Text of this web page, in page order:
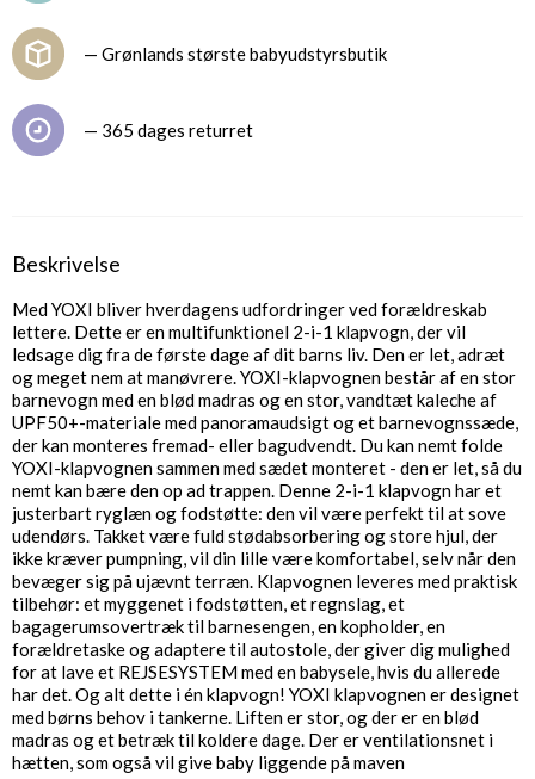
— Grønlands største babyudstyrsbutik
— 365 dages returret
Beskrivelse
Med YOXI bliver hverdagens udfordringer ved forældreskab
lettere. Dette er en multifunktionel 2-i-1 klapvogn, der vil
ledsage dig fra de første dage af dit barns liv. Den er let, adræt
og meget nem at manøvrere. YOXI-klapvognen består af en stor
barnevogn med en blød madras og en stor, vandtæt kaleche af
UPF50+-materiale med panoramaudsigt og et barnevognssæde,
der kan monteres fremad- eller bagudvendt. Du kan nemt folde
YOXI-klapvognen sammen med sædet monteret - den er let, så du
nemt kan bære den op ad trappen. Denne 2-i-1 klapvogn har et
justerbart ryglæn og fodstøtte: den vil være perfekt til at sove
udendørs. Takket være fuld stødabsorbering og store hjul, der
ikke kræver pumpning, vil din lille være komfortabel, selv når den
bevæger sig på ujævnt terræn. Klapvognen leveres med praktisk
tilbehør: et myggenet i fodstøtten, et regnslag, et
bagagerumsovertræk til barnesengen, en kopholder, en
forældretaske og adaptere til autostole, der giver dig mulighed
for at lave et REJSESYSTEM med en babysele, hvis du allerede
har det. Og alt dette i én klapvogn! YOXI klapvognen er designet
med børns behov i tankerne. Liften er stor, og der er en blød
madras og et betræk til koldere dage. Der er ventilationsnet i
hætten, som også vil give baby liggende på maven